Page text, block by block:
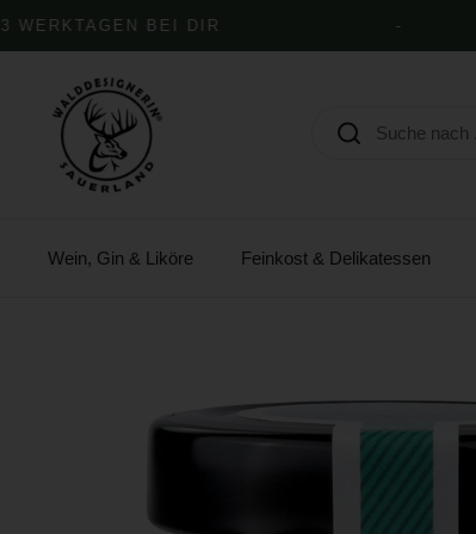
BEI DIR
Wein, Gin & Liköre Feinkost & Delikatessen